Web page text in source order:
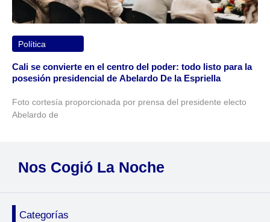
Política
Cali se convierte en el centro del poder: todo listo para la
posesión presidencial de Abelardo De la Espriella
Foto cortesía proporcionada por prensa del presidente electo
Abelardo de
Nos Cogió La Noche
Categorías